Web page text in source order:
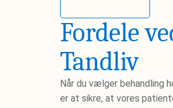
Fordele
Tandliv
Når du vælger behandling
er at sikre, at vores